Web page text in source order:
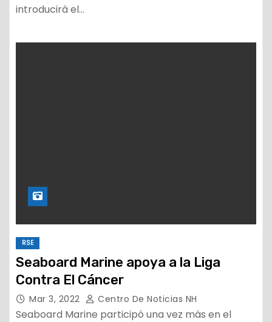
introducirá el…
RSE
Seaboard Marine apoya a la Liga
Contra El Cáncer
Mar 3, 2022 Centro De Noticias NH
Seaboard Marine participó una vez más en el